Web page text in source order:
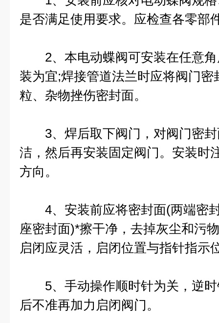
是否满足使用要求。应检查各零部
2、本电动蝶阀可安装在任意角
装为宜;焊接管道法兰时应将阀门
粒、杂物挫伤密封面。
3、焊后取下阀门，对阀门密封
洁，然后再安装固定阀门。安装时
方向。
4、安装前应将密封面(两端密
座密封面)*擦干净，去掉灰尘和污
启闭应灵活，启闭位置与指针指示
5、手动操作顺时针为关，逆时
后不准再加力启闭阀门。